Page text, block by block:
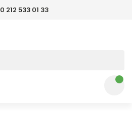
0 212 533 01 33